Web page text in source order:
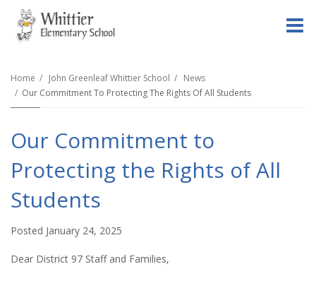
Home John Greenleaf Whittier School
News
Our Commitment To Protecting The Rights Of All Students
Our Commitment to
Protecting the Rights of All
Students
Posted January 24, 2025
Dear District 97 Staff and Families,